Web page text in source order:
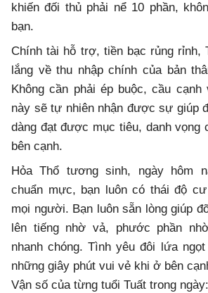
khiến đối thủ phải nể 10 phần,
bạn.
Chính tài hỗ trợ, tiền bạc rủng rỉnh,
lắng về thu nhập chính của bản
Không cần phải ép buộc, cầu
này sẽ tự nhiên nhận được sự giúp
dàng đạt được mục tiêu, danh vọng
bên cạnh.
Hỏa Thổ tương sinh, ngày hôm
chuẩn mực, bạn luôn có thái độ
mọi người. Bạn luôn sẵn lòng giúp
lên tiếng nhờ vả, phước phần
nhanh chóng. Tình yêu đôi lứa
những giây phút vui vẻ khi ở bên
Vận số của từng tuổi Tuất trong ngày: